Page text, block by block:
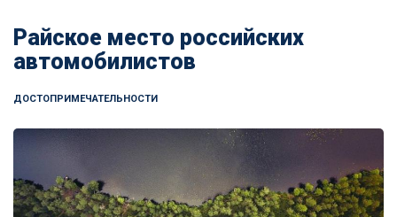
Райское место российских
автомобилистов
ДОСТОПРИМЕЧАТЕЛЬНОСТИ